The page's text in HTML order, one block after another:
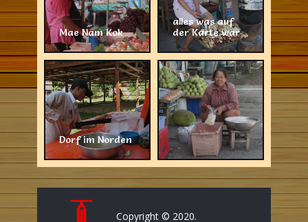
Mae Nam Kok
alles was auf
der Karte war
Dorf im Norden
Copyright © 2020.